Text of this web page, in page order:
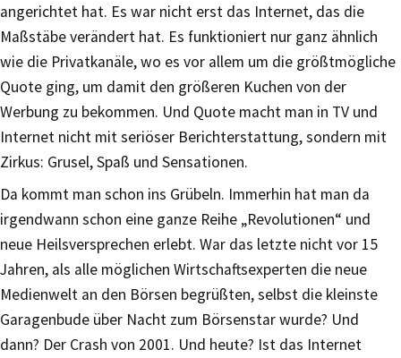
angerichtet hat. Es war nicht erst das Internet, das die
Maßstäbe verändert hat. Es funktioniert nur ganz ähnlich
wie die Privatkanäle, wo es vor allem um die größtmögliche
Quote ging, um damit den größeren Kuchen von der
Werbung zu bekommen. Und Quote macht man in TV und
Internet nicht mit seriöser Berichterstattung, sondern mit
Zirkus: Grusel, Spaß und Sensationen.
Da kommt man schon ins Grübeln. Immerhin hat man da
irgendwann schon eine ganze Reihe „Revolutionen“ und
neue Heilsversprechen erlebt. War das letzte nicht vor 15
Jahren, als alle möglichen Wirtschaftsexperten die neue
Medienwelt an den Börsen begrüßten, selbst die kleinste
Garagenbude über Nacht zum Börsenstar wurde? Und
dann? Der Crash von 2001. Und heute? Ist das Internet